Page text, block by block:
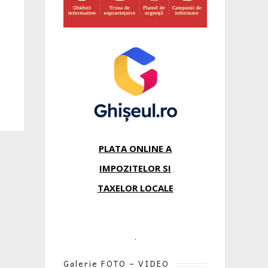
PLATA ONLINE A
IMPOZITELOR SI
TAXELOR LOCALE
.
Galerie FOTO – VIDEO